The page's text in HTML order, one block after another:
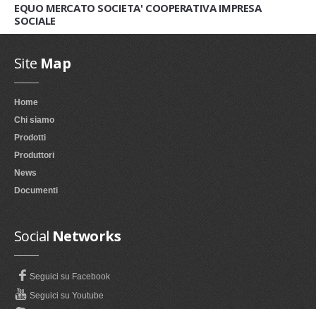
EQUO MERCATO SOCIETA' COOPERATIVA IMPRESA
SOCIALE
Site Map
Home
Chi siamo
Prodotti
Produttori
News
Documenti
Social Networks
Seguici su Facebook
Seguici su Youtube